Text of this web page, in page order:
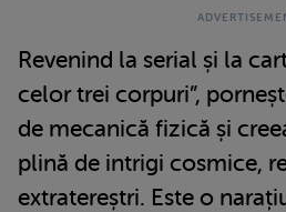
Revenind la serial și la
celor trei corpuri”,
de mecanică fizică și
plină de intrigi cosmice,
extratereștri. Este o